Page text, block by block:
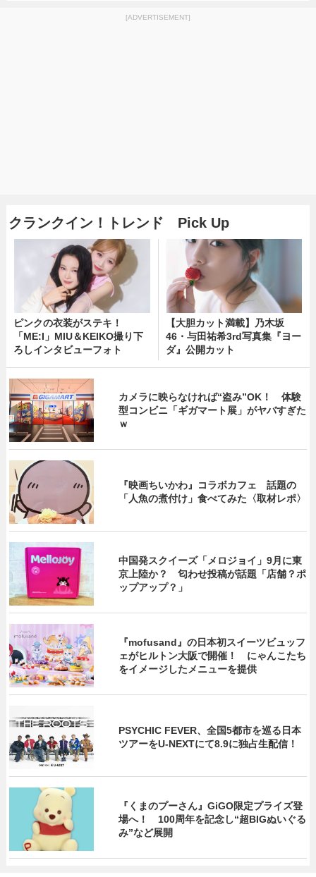
[ADVERTISEMENT]
クランクイン！トレンド Pick Up
ピンクの衣装がステキ！
「ME:I」MIU＆KEIKO撮り下
ろしインタビューフォト
【大胆カット満載】乃木坂
46・与田祐希3rd写真集『ヨー
ダ』公開カット
カメラに映らなければ“盗み”OK！ 体験
型コンビニ「ギガマート展」がヤバすぎた
ｗ
『映画ちいかわ』コラボカフェ 話題の
「人魚の煮付け」食べてみた〈取材レポ〉
中国発スクイーズ「メロジョイ」9月に東
京上陸か？ 匂わせ投稿が話題「店舗？ポ
ップアップ？」
『mofusand』の日本初スイーツビュッフ
ェがヒルトン大阪で開催！ にゃんこたち
をイメージしたメニューを提供
PSYCHIC FEVER、全国5都市を巡る日本
ツアーをU‐NEXTにて8.9に独占生配信！
『くまのプーさん』GiGO限定プライズ登
場へ！ 100周年を記念し“超BIGぬいぐる
み”など展開